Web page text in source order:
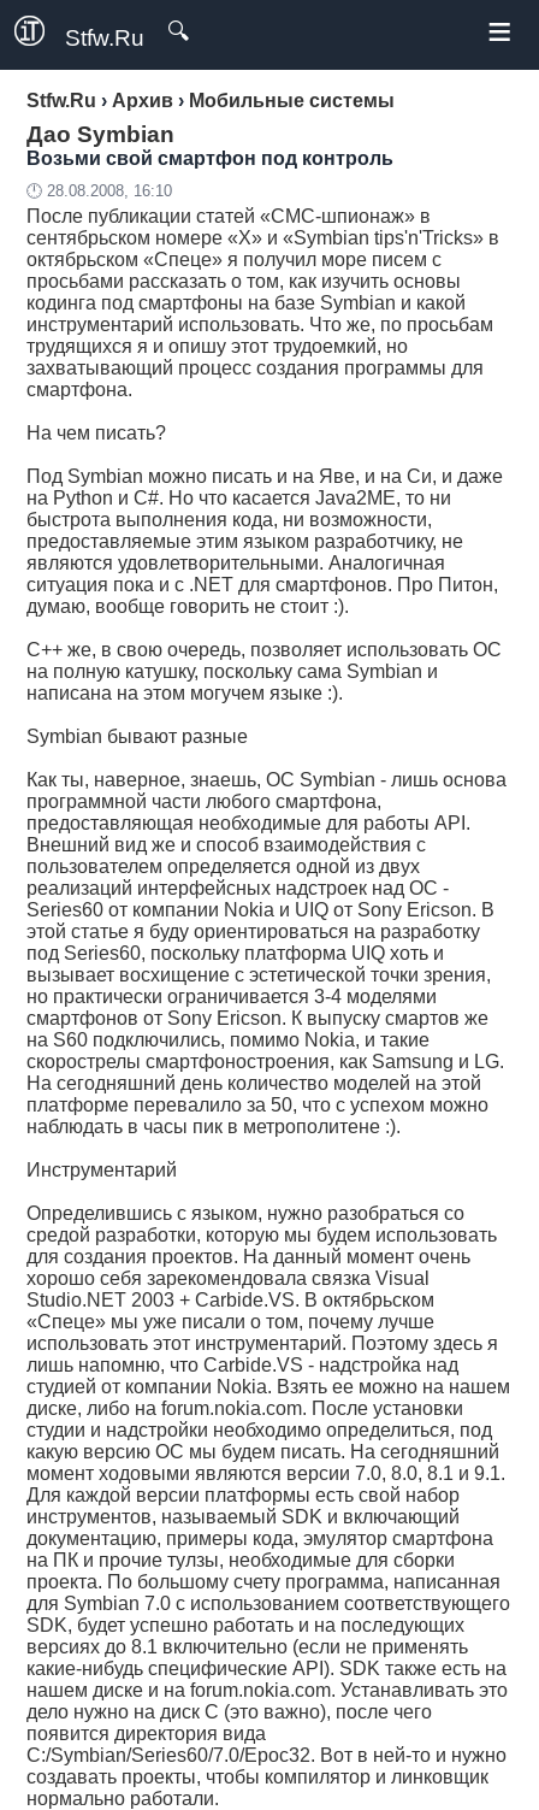
Stfw.Ru 🔍 ≡
Stfw.Ru › Архив › Мобильные системы
Дао Symbian
Возьми свой смартфон под контроль
🕛 28.08.2008, 16:10
После публикации статей «СМС-шпионаж» в
сентябрьском номере «Х» и «Symbian tips'n'Tricks» в
октябрьском «Спеце» я получил море писем с
просьбами рассказать о том, как изучить основы
кодинга под смартфоны на базе Symbian и какой
инструментарий использовать. Что же, по просьбам
трудящихся я и опишу этот трудоемкий, но
захватывающий процесс создания программы для
смартфона.
На чем писать?
Под Symbian можно писать и на Яве, и на Си, и даже
на Python и C#. Но что касается Java2ME, то ни
быстрота выполнения кода, ни возможности,
предоставляемые этим языком разработчику, не
являются удовлетворительными. Аналогичная
ситуация пока и с .NET для смартфонов. Про Питон,
думаю, вообще говорить не стоит :).
С++ же, в свою очередь, позволяет использовать ОС
на полную катушку, поскольку сама Symbian и
написана на этом могучем языке :).
Symbian бывают разные
Как ты, наверное, знаешь, ОС Symbian - лишь основа
программной части любого смартфона,
предоставляющая необходимые для работы API.
Внешний вид же и способ взаимодействия с
пользователем определяется одной из двух
реализаций интерфейсных надстроек над ОС -
Series60 от компании Nokia и UIQ от Sony Ericson. В
этой статье я буду ориентироваться на разработку
под Series60, поскольку платформа UIQ хоть и
вызывает восхищение с эстетической точки зрения,
но практически ограничивается 3-4 моделями
смартфонов от Sony Ericson. К выпуску смартов же
на S60 подключились, помимо Nokia, и такие
скорострелы смартфоностроения, как Samsung и LG.
На сегодняшний день количество моделей на этой
платформе перевалило за 50, что с успехом можно
наблюдать в часы пик в метрополитене :).
Инструментарий
Определившись с языком, нужно разобраться со
средой разработки, которую мы будем использовать
для создания проектов. На данный момент очень
хорошо себя зарекомендовала связка Visual
Studio.NET 2003 + Carbide.VS. В октябрьском
«Спеце» мы уже писали о том, почему лучше
использовать этот инструментарий. Поэтому здесь я
лишь напомню, что Carbide.VS - надстройка над
студией от компании Nokia. Взять ее можно на нашем
диске, либо на forum.nokia.com. После установки
студии и надстройки необходимо определиться, под
какую версию ОС мы будем писать. На сегодняшний
момент ходовыми являются версии 7.0, 8.0, 8.1 и 9.1.
Для каждой версии платформы есть свой набор
инструментов, называемый SDK и включающий
документацию, примеры кода, эмулятор смартфона
на ПК и прочие тулзы, необходимые для сборки
проекта. По большому счету программа, написанная
для Symbian 7.0 с использованием соответствующего
SDK, будет успешно работать и на последующих
версиях до 8.1 включительно (если не применять
какие-нибудь специфические API). SDK также есть на
нашем диске и на forum.nokia.com. Устанавливать это
дело нужно на диск С (это важно), после чего
появится директория вида
C:/Symbian/Series60/7.0/Epoc32. Вот в ней-то и нужно
создавать проекты, чтобы компилятор и линковщик
нормально работали.